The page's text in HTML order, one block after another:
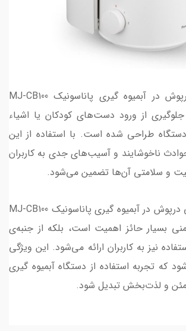
این قفل ایمنی درپوش در آبمیوه گیری پاناسونیک MJ-CB100
از ورود دست‌های کودکان یا اشیاء
طراحی شده است. با استفاده از این
ناخوشایند و آسیب‌های جدی به کاربران
و سلامتی آن‌ها تضمین می‌شود.
بنابراین، قفل ایمنی درپوش در آبمیوه گیری پاناسونیک MJ-CB100
بسیار حائز اهمیت است، بلکه از جنبه‌ی
نیز به کاربران ارائه می‌شود. این ویژگی
که تجربه استفاده از دستگاه آبمیوه گیری
و لذت‌بخش تبدیل شود.